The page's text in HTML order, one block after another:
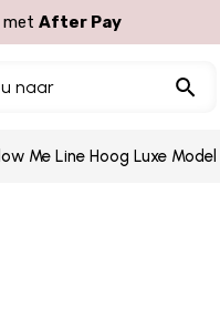
metAfter Pay
Me Line Hoog Luxe Model